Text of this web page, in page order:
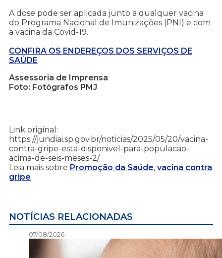
A dose pode ser aplicada junto a qualquer vacina
do Programa Nacional de Imunizações (PNI) e com
a vacina da Covid-19.
CONFIRA OS ENDEREÇOS DOS SERVIÇOS DE
SAÚDE
Assessoria de Imprensa
Foto: Fotógrafos PMJ
Link original:
https://jundiai.sp.gov.br/noticias/2025/05/20/vacina-
contra-gripe-esta-disponivel-para-populacao-
acima-de-seis-meses-2/
Leia mais sobre Promoção da Saúde, vacina contra
gripe
NOTÍCIAS RELACIONADAS
07/08/2026